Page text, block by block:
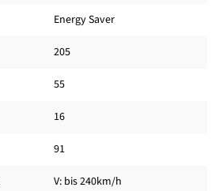
Energy Saver
205
55
16
91
V: bis 240km/h